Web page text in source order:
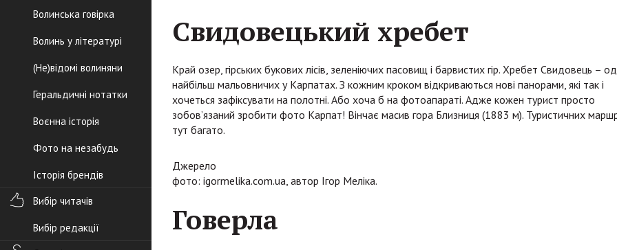
Волинська говірка
Волинь у літературі
(Не)відомі волиняни
Геральдичні нотатки
Воєнна історія
Фото на незабудь
Історія брендів
Вибір читачів
Вибір редакції
Свидовецький хребет
Край озер, гірських букових лісів, зеленіючих пасовищ і барвистих гір. Хребет Свидовець –
найбільш мальовничих у Карпатах. З кожним кроком відкриваються нові панорами, які так і
хочеться зафіксувати на полотні. Або хоча б на фотоапараті. Адже кожен турист просто
зобов’язаний зробити фото Карпат! Вінчає масив гора Близниця (1883 м). Туристичних
тут багато.
Джерело
фото: igormelika.com.ua, автор Ігор Меліка.
Говерла